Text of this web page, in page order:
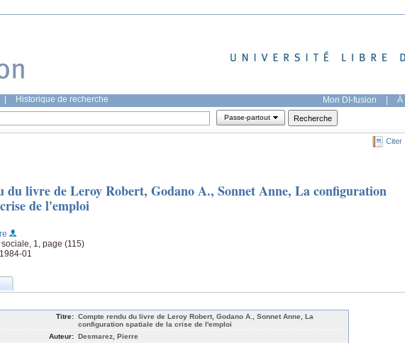
Historique de recherche Mon DI-fusion | À
Passe-partout
Citer
du livre de Leroy Robert, Godano A., Sonnet Anne, La configuration
de l'emploi
1, page (115)
01
Titre: Compte rendu du livre de Leroy Robert, Godano A., Sonnet Anne, La
configuration spatiale de la crise de l'emploi
Auteur: Desmarez, Pierre